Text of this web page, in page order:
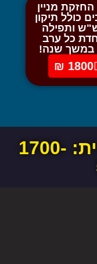
מניין
כולל תיקון
ותפילה
כל ערב
שנה!
1800
1700-